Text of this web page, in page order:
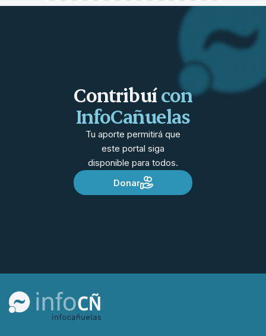
Contribuícon
InfoCañuelas
Tu aporte permitirá que
este portal siga
disponible para todos.
Donar